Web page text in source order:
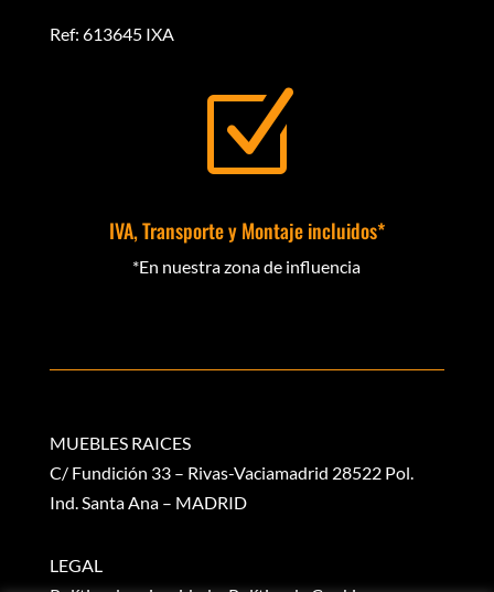
Ref: 613645 IXA
Z
IVA, Transporte y Montaje incluidos*
*En nuestra zona de influencia
MUEBLES RAICES
C/ Fundición 33 – Rivas-Vaciamadrid 28522 Pol.
Ind. Santa Ana – MADRID
LEGAL